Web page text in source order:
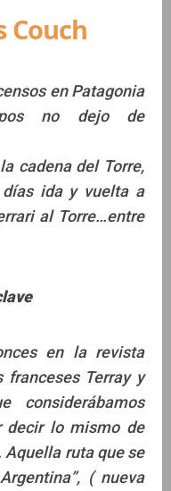
Couch
en Patagonia
no dejo de
cadena del Torre,
ida y vuelta a
al Torre…entre
en la revista
franceses Terray y
considerábamos
decir lo mismo de
Aquella ruta que se
( nueva